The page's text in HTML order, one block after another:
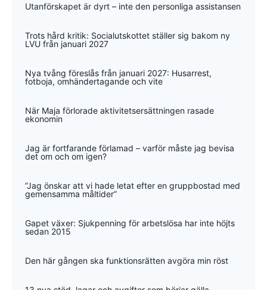
Utanförskapet är dyrt – inte den personliga assistansen
Trots hård kritik: Socialutskottet ställer sig bakom ny
LVU från januari 2027
Nya tvång föreslås från januari 2027: Husarrest,
fotboja, omhändertagande och vite
När Maja förlorade aktivitetsersättningen rasade
ekonomin
Jag är fortfarande förlamad – varför måste jag bevisa
det om och om igen?
”Jag önskar att vi hade letat efter en gruppbostad med
gemensamma måltider”
Gapet växer: Sjukpenning för arbetslösa har inte höjts
sedan 2015
Den här gången ska funktionsrätten avgöra min röst